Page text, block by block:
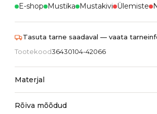
E-shop Mustika Mustakivi Ülemiste
Tasuta tarne saadaval — vaata
Tootekood36430104-42066
Materjal
Rõiva mõõdud